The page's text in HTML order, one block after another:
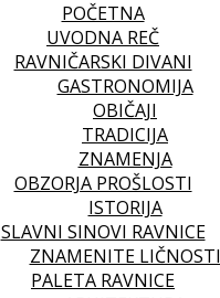
POČETNA
UVODNA REČ
RAVNIČARSKI DIVANI
GASTRONOMIJA
OBIČAJI
TRADICIJA
ZNAMENJA
OBZORJA PROŠLOSTI
ISTORIJA
SLAVNI SINOVI RAVNICE
ZNAMENITE LIČNOSTI
PALETA RAVNICE